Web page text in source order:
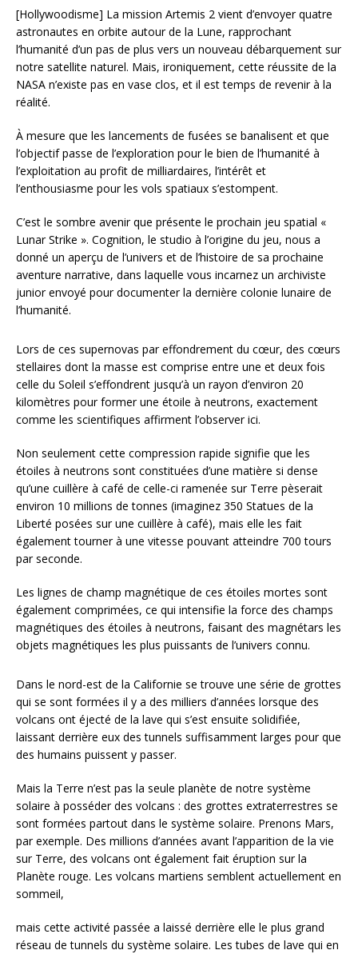
[Hollywoodisme] La mission Artemis 2 vient d’envoyer quatre
astronautes en orbite autour de la Lune, rapprochant
l’humanité d’un pas de plus vers un nouveau débarquement sur
notre satellite naturel. Mais, ironiquement, cette réussite de la
NASA n’existe pas en vase clos, et il est temps de revenir à la
réalité.
À mesure que les lancements de fusées se banalisent et que
l’objectif passe de l’exploration pour le bien de l’humanité à
l’exploitation au profit de milliardaires, l’intérêt et
l’enthousiasme pour les vols spatiaux s’estompent.
C’est le sombre avenir que présente le prochain jeu spatial «
Lunar Strike ». Cognition, le studio à l’origine du jeu, nous a
donné un aperçu de l’univers et de l’histoire de sa prochaine
aventure narrative, dans laquelle vous incarnez un archiviste
junior envoyé pour documenter la dernière colonie lunaire de
l’humanité.
Lors de ces supernovas par effondrement du cœur, des cœurs
stellaires dont la masse est comprise entre une et deux fois
celle du Soleil s’effondrent jusqu’à un rayon d’environ 20
kilomètres pour former une étoile à neutrons, exactement
comme les scientifiques affirment l’observer ici.
Non seulement cette compression rapide signifie que les
étoiles à neutrons sont constituées d’une matière si dense
qu’une cuillère à café de celle-ci ramenée sur Terre pèserait
environ 10 millions de tonnes (imaginez 350 Statues de la
Liberté posées sur une cuillère à café), mais elle les fait
également tourner à une vitesse pouvant atteindre 700 tours
par seconde.
Les lignes de champ magnétique de ces étoiles mortes sont
également comprimées, ce qui intensifie la force des champs
magnétiques des étoiles à neutrons, faisant des magnétars les
objets magnétiques les plus puissants de l’univers connu.
Dans le nord-est de la Californie se trouve une série de grottes
qui se sont formées il y a des milliers d’années lorsque des
volcans ont éjecté de la lave qui s’est ensuite solidifiée,
laissant derrière eux des tunnels suffisamment larges pour que
des humains puissent y passer.
Mais la Terre n’est pas la seule planète de notre système
solaire à posséder des volcans : des grottes extraterrestres se
sont formées partout dans le système solaire. Prenons Mars,
par exemple. Des millions d’années avant l’apparition de la vie
sur Terre, des volcans ont également fait éruption sur la
Planète rouge. Les volcans martiens semblent actuellement en
sommeil,
mais cette activité passée a laissé derrière elle le plus grand
réseau de tunnels du système solaire. Les tubes de lave qui en